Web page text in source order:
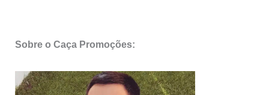
Sobre o Caça Promoções: